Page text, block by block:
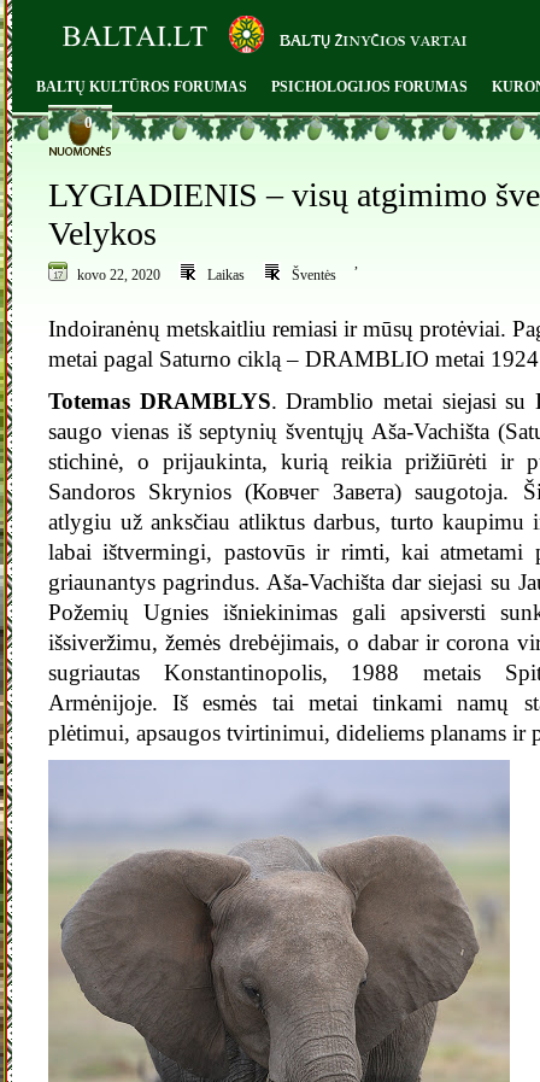
BALTŲ KULTŪROS FORUMAS PSICHOLOGIJOS FORUMAS
0
LYGIADIENIS – visų atgimimo
Velykos
kovo 22, 2020 Laikas
,
Šventės
Indoiranėnų metskaitliu remiasi ir mūsų protėviai.
metai pagal Saturno ciklą – DRAMBLIO metai
Totemas DRAMBLYS. Dramblio metai siejasi
saugo vienas iš septynių šventųjų Aša-Vachišta
stichinė, o prijaukinta, kurią reikia prižiūrėti ir
Sandoros Skrynios (Ковчег Завета) saugotoja.
atlygiu už anksčiau atliktus darbus, turto kaupimu
labai ištvermingi, pastovūs ir rimti, kai atmetami
griaunantys pagrindus. Aša-Vachišta dar siejasi su
Požemių Ugnies išniekinimas gali apsiversti
išsiveržimu, žemės drebėjimais, o dabar ir corona
sugriautas Konstantinopolis, 1988 metais
Armėnijoje. Iš esmės tai metai tinkami namų
plėtimui, apsaugos tvirtinimui, dideliems planams ir